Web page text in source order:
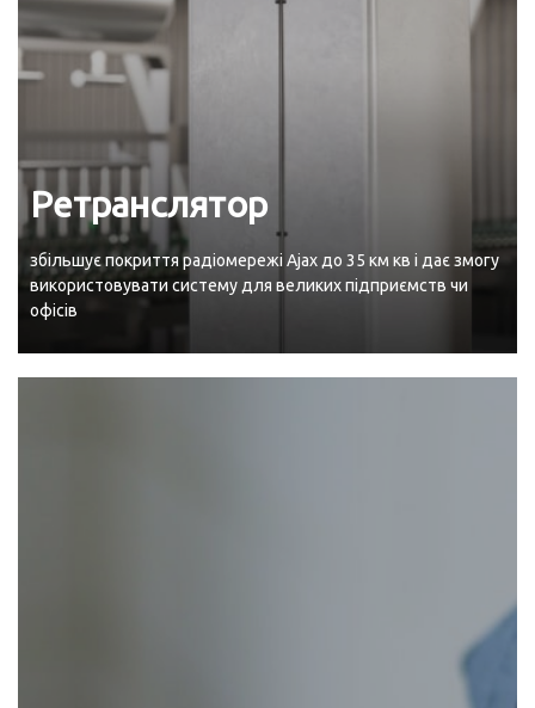
Ретранслятор
збільшує покриття радіомережі Ajax до 35 км кв і дає змогу
використовувати систему для великих підприємств чи
офісів